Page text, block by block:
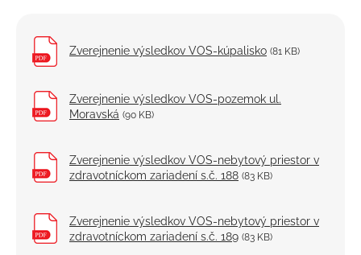
Zverejnenie výsledkov VOS-kúpalisko (81 KB)
Zverejnenie výsledkov VOS-pozemok ul.
Moravská (90 KB)
Zverejnenie výsledkov VOS-nebytový priestor v
zdravotníckom zariadení s.č. 188 (83 KB)
Zverejnenie výsledkov VOS-nebytový priestor v
zdravotníckom zariadení s.č. 189 (83 KB)